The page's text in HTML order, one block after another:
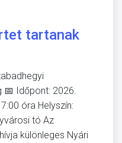
tartanak
📅 Időpont: 2026.
óra Helyszín:
tó Az
különleges Nyári